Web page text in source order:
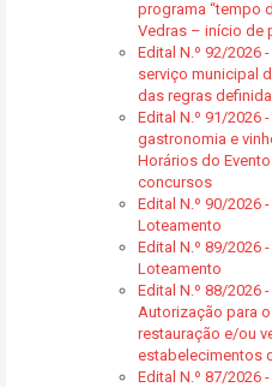
programa “tempo
Vedras – início de
Edital N.º 92/2026
serviço municipal
das regras
Edital N.º 91/2026
gastronomia e
Horários do
concursos
Edital N.º 90/2026
Loteamento
Edital N.º 89/2026
Loteamento
Edital N.º 88/2026
Autorização para
restauração e/ou
estabelecimentos
Edital N.º 87/2026